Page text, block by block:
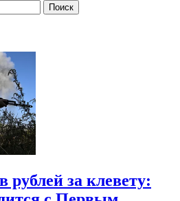
рублей за клевету: